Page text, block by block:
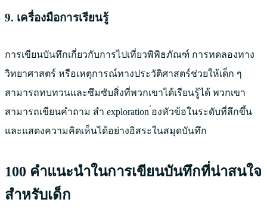
9. เครื่องมือการเรียนรู้
การเขียนบันทึกเกี่ยวกับการไปเที่ยวพิพิธภัณฑ์ การทดลองทาง
วิทยาศาสตร์ หรือเหตุการณ์ทางประวัติศาสตร์ช่วยให้เด็ก ๆ
สามารถทบทวนและซึมซับสิ่งที่พวกเขาได้เรียนรู้ได้ พวกเขา
สามารถเขียนคำถาม สำ exploration ่องหัวข้อในระดับที่ลึกขึ้น
และแสดงความคิดเห็นได้อย่างอิสระในสมุดบันทึก
100 คำแนะนำในการเขียนบันทึกที่น่าสนใจ
สำหรับเด็ก